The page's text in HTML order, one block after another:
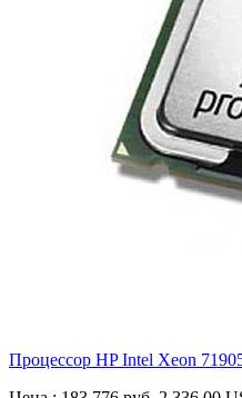
Процессор HP Intel Xeon